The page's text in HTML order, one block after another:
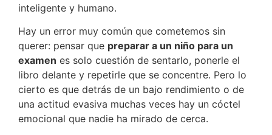
inteligente y humano.
Hay un error muy común que cometemos sin
querer: pensar que preparar a un niño para un
examen es solo cuestión de sentarlo, ponerle el
libro delante y repetirle que se concentre. Pero lo
cierto es que detrás de un bajo rendimiento o de
una actitud evasiva muchas veces hay un cóctel
emocional que nadie ha mirado de cerca.